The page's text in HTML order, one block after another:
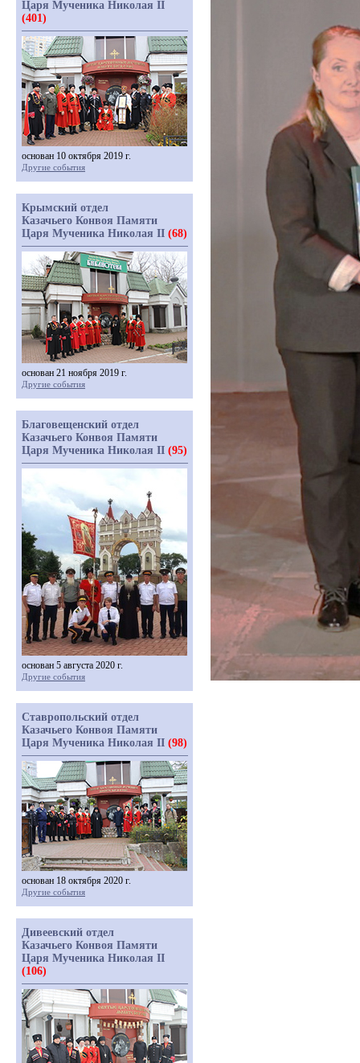
Царя Мученика Николая II
(401)
основан 10 октября 2019 г.
Другие события
Крымский отдел
Казачьего Конвоя Памяти
Царя Мученика Николая II (68)
основан 21 ноября 2019 г.
Другие события
Благовещенский отдел
Казачьего Конвоя Памяти
Царя Мученика Николая II (95)
основан 5 августа 2020 г.
Другие события
Ставропольский отдел
Казачьего Конвоя Памяти
Царя Мученика Николая II (98)
основан 18 октября 2020 г.
Другие события
Дивеевский отдел
Казачьего Конвоя Памяти
Царя Мученика Николая II
(106)